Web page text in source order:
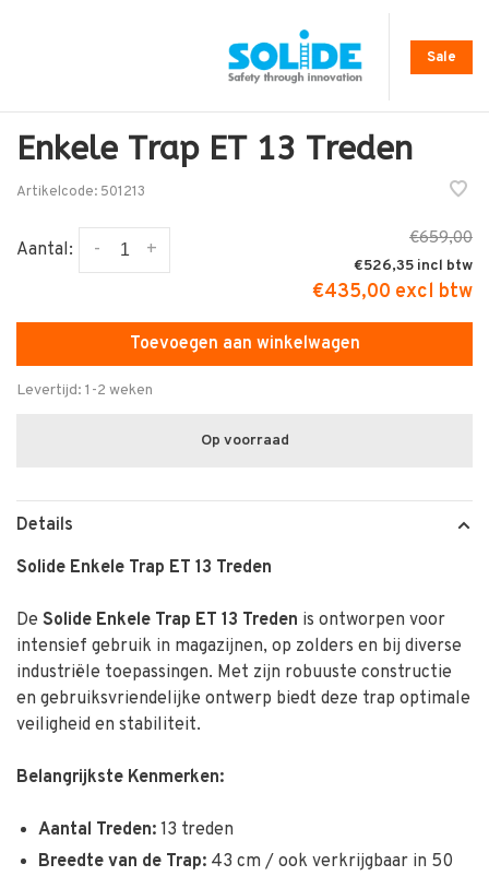
Sale
Enkele Trap ET 13 Treden
Artikelcode: 501213
Aantal: +
-
€659,00
€526,35
€435,00 excl btw
Toevoegen aan winkelwagen
Levertijd: 1-2 weken
Op voorraad
Details
Solide Enkele Trap ET 13 Treden
De Solide Enkele Trap ET 13 Treden is ontworpen voor
intensief gebruik in magazijnen, op zolders en bij diverse
industriële toepassingen. Met zijn robuuste constructie
en gebruiksvriendelijke ontwerp biedt deze trap optimale
veiligheid en stabiliteit.
Belangrijkste Kenmerken:
Aantal Treden: 13 treden
Breedte van de Trap: 43 cm / ook verkrijgbaar in 50